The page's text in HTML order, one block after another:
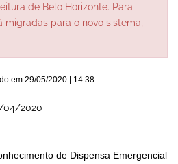
de Belo Horizonte. Para
para o novo sistema,
em 29/05/2020 | 14:38
04/2020
de Dispensa Emergencial